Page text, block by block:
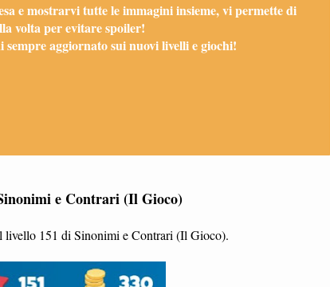
e mostrarvi tutte le immagini insieme, vi permette di
volta per evitare spoiler!
aggiornato sui nuovi livelli e giochi!
e Contrari (Il Gioco)
livello 151 di Sinonimi e Contrari (Il Gioco).